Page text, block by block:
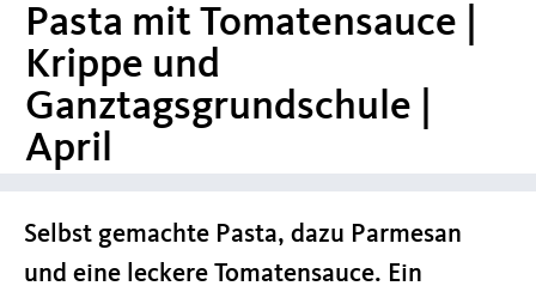
Pasta mit Tomatensauce |
Krippe und
Ganztagsgrundschule |
April
Selbst gemachte Pasta, dazu Parmesan
und eine leckere Tomatensauce. Ein